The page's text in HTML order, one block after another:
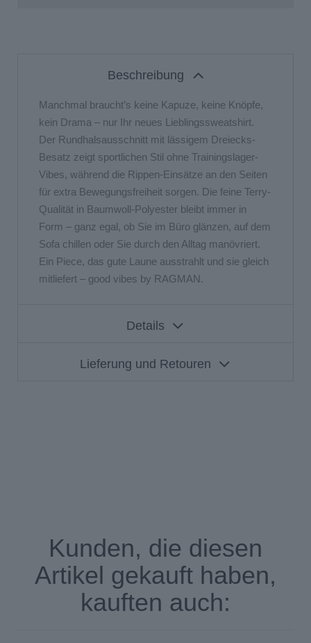
Beschreibung
Manchmal braucht’s keine Kapuze, keine Knöpfe,
kein Drama – nur Ihr neues Lieblingssweatshirt.
Der Rundhalsausschnitt mit lässigem Dreiecks-
Besatz zeigt sportlichen Stil ohne Trainingslager-
Vibes, während die Rippen-Einsätze an den Seiten
für extra Bewegungsfreiheit sorgen. Die feine Terry-
Qualität in Baumwoll-Polyester bleibt immer in
Form – ganz egal, ob Sie im Büro glänzen, auf dem
Sofa chillen oder Sie durch den Alltag manövriert.
Ein Piece, das gute Laune ausstrahlt und sie gleich
mitliefert – good vibes by RAGMAN.
Details
Rundhals
Oekotex100
Lieferung und Retouren
Kunden, die diesen
Artikel gekauft haben,
kauften auch: